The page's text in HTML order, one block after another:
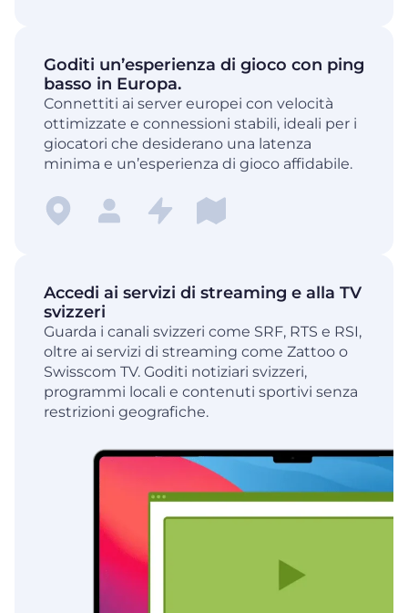
Goditi un’esperienza di gioco con ping
basso in Europa.
Connettiti ai server europei con velocità
ottimizzate e connessioni stabili, ideali per i
giocatori che desiderano una latenza
minima e un’esperienza di gioco affidabile.
Accedi ai servizi di streaming e alla TV
svizzeri
Guarda i canali svizzeri come SRF, RTS e RSI,
oltre ai servizi di streaming come Zattoo o
Swisscom TV. Goditi notiziari svizzeri,
programmi locali e contenuti sportivi senza
restrizioni geografiche.